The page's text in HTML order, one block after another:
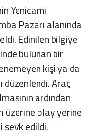
Yenicami
Pazarı alanında
Edinilen bilgiye
bulunan bir
kişi ya da
düzenlendi. Araç
ardından
üzerine olay yerine
sevk edildi.